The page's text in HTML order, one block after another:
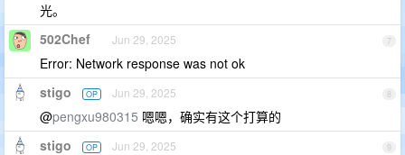
光。
7
502Chef Jun 29, 2025
Error: Network response was not ok
8
stigo OP Jun 29, 2025
@pengxu980315 嗯嗯，确实有这个打算的
9
stigo OP Jun 29, 2025